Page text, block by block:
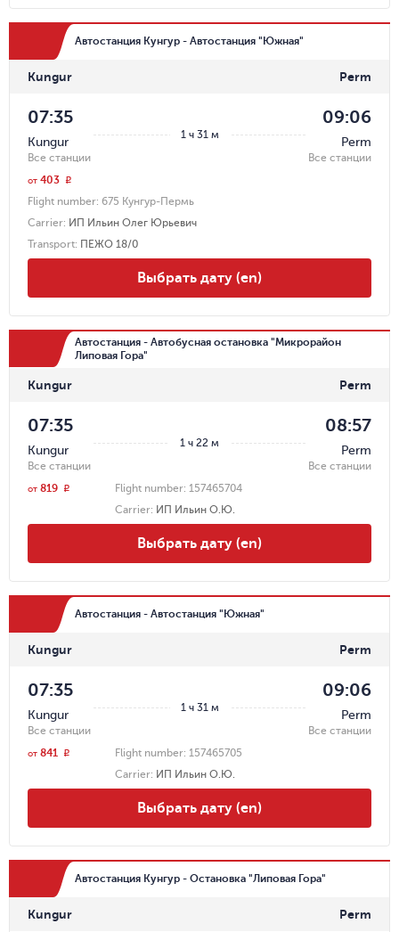
Автостанция Кунгур - Автостанция "Южная"
Kungur Perm
1 ч 31 м
07:35
Kungur
Все станции
09:06
Perm
Все станции
Flight number: 675 Кунгур-Пермь
Carrier: ИП Ильин Олег Юрьевич
Transport: ПЕЖО 18/0
от 403 r
Выбрать дату (en)
Автостанция - Автобусная остановка "Микрорайон
Липовая Гора"
Kungur Perm
1 ч 22 м
07:35
Kungur
Все станции
08:57
Perm
Все станции
Flight number: 157465704
Carrier: ИП Ильин О.Ю.
от 819 r
Выбрать дату (en)
Автостанция - Автостанция "Южная"
Kungur Perm
1 ч 31 м
07:35
Kungur
Все станции
09:06
Perm
Все станции
Flight number: 157465705
Carrier: ИП Ильин О.Ю.
от 841 r
Выбрать дату (en)
Автостанция Кунгур - Остановка "Липовая Гора"
Kungur Perm